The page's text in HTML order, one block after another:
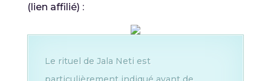
(lien affilié) :
Le rituel de Jala Neti est